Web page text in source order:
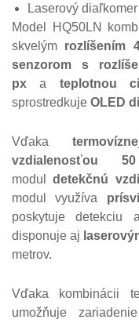
Laserový diaľkomer
Model HQ50LN
skvelým rozlíšením
senzorom s
px a teplotnou
sprostredkuje OLED
Vďaka
vzdialenosťou
moduldetekčnú
modul využíva
poskytuje
disponuje aj
metrov.
Vďaka kombinácii
umožňuje